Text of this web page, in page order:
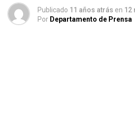
Publicado 11 años atrás en 12
Por Departamento de Prensa